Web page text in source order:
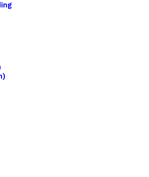
Label Met Een Ster 3,5×3,5cm